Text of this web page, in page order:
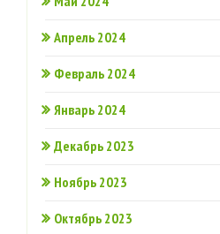
Апрель 2024
Февраль 2024
Январь 2024
Декабрь 2023
Ноябрь 2023
Октябрь 2023